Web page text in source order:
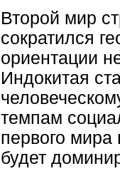
Второй мир
сократился
ориентации
Индокитая
темпам
первого мира
будет